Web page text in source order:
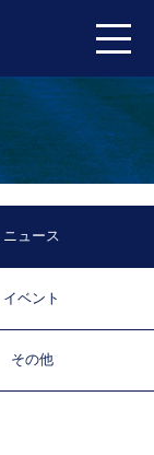
ニュース
イベント
その他